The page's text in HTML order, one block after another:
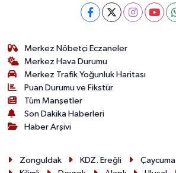
Merkez Nöbetçi Eczaneler
Merkez Hava Durumu
Merkez Trafik Yoğunluk Haritası
Puan Durumu ve Fikstür
Tüm Manşetler
Son Dakika Haberleri
Haber Arşivi
Zonguldak KDZ. Ereğli Çaycuma